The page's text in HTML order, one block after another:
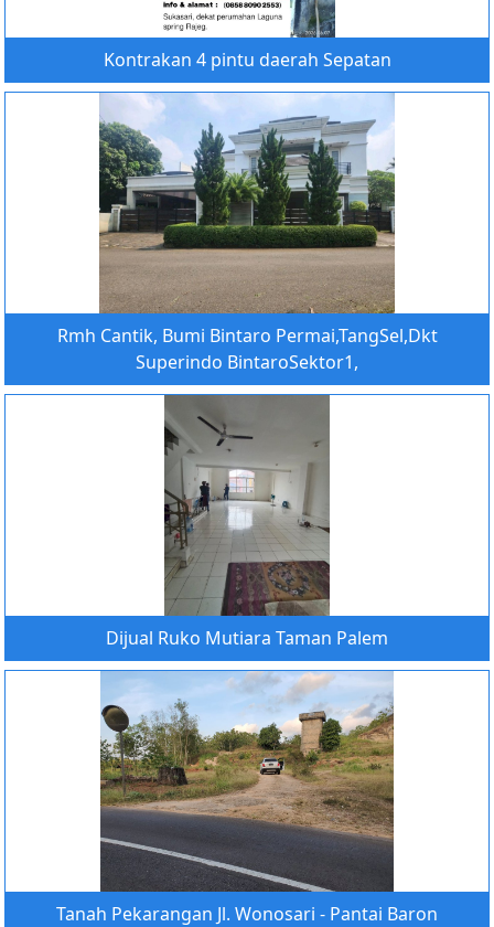
Kontrakan 4 pintu daerah Sepatan
Rmh Cantik, Bumi Bintaro Permai,TangSel,Dkt
Superindo BintaroSektor1,
Dijual Ruko Mutiara Taman Palem
Tanah Pekarangan Jl. Wonosari - Pantai Baron